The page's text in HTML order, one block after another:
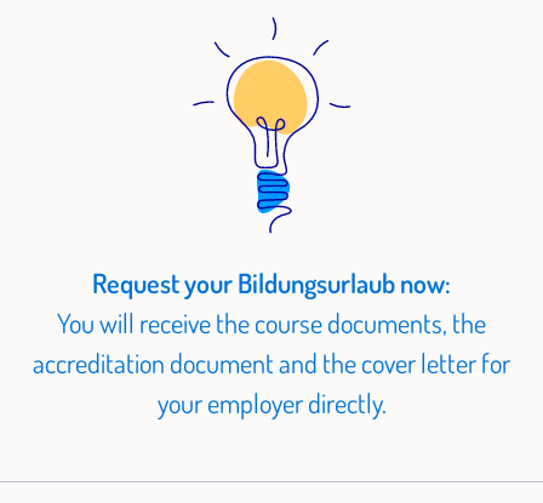
Request your Bildungsurlaub now:
You will receive the course documents, the
accreditation document and the cover letter for
your employer directly.